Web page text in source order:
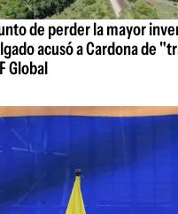
de perder la mayor
acusó a Cardona de
Global